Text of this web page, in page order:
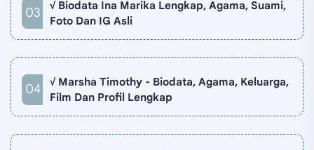
√ Biodata Ina Marika Lengkap, Agama, Suami,
Foto Dan IG Asli
√ Marsha Timothy - Biodata, Agama, Keluarga,
Film Dan Profil Lengkap